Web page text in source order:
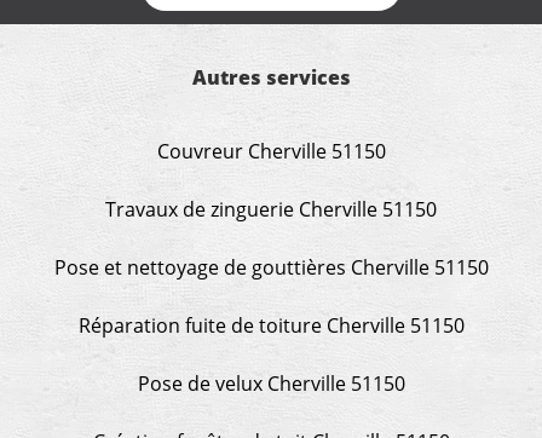
Autres services
Couvreur Cherville 51150
Travaux de zinguerie Cherville 51150
Pose et nettoyage de gouttières Cherville 51150
Réparation fuite de toiture Cherville 51150
Pose de velux Cherville 51150